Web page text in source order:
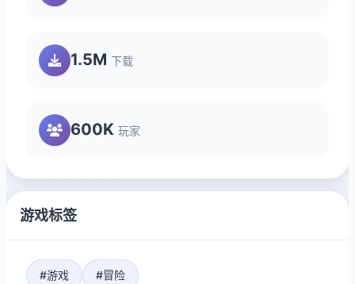
1.5M 下载
600K 玩家
游戏标签
#游戏 #冒险